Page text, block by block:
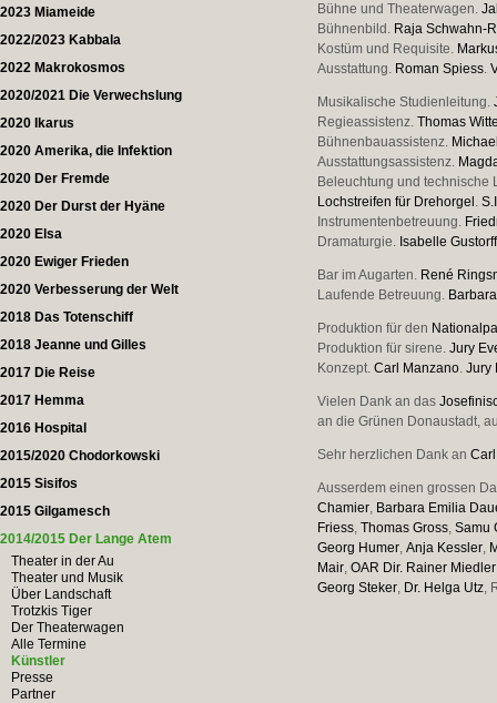
2023 Miameide
2022/2023 Kabbala
2022 Makrokosmos
2020/2021 Die Verwechslung
2020 Ikarus
2020 Amerika, die Infektion
2020 Der Fremde
2020 Der Durst der Hyäne
2020 Elsa
2020 Ewiger Frieden
2020 Verbesserung der Welt
2018 Das Totenschiff
2018 Jeanne und Gilles
2017 Die Reise
2017 Hemma
2016 Hospital
2015/2020 Chodorkowski
2015 Sisifos
2015 Gilgamesch
2014/2015 Der Lange Atem
Theater in der Au
Theater und Musik
Über Landschaft
Trotzkis Tiger
Der Theaterwagen
Alle Termine
Künstler
Presse
Partner
Bühne und Theaterwagen.
Bühnenbild. Raja Schwahn-
Kostüm und Requisite.
Ausstattung. Roman Spiess.
Musikalische Studienleitung.
Regieassistenz.Thomas
Bühnenbauassistenz.
Ausstattungsassistenz.
Beleuchtung und technische
Lochstreifen für Drehorgel .
Instrumentenbetreuung.
Dramaturgie. Isabelle Gustorff
Bar im Augarten. René
Laufende Betreuung.
Produktion für den
Produktion für sirene.Jury
Konzept.Carl Manzano.Jury
Vielen Dank an das
an die Grünen Donaustadt,
Sehr herzlichen Dank an
Ausserdem einen grossen
Chamier, Barbara Emilia
Friess,Thomas Gross,Samu
Georg Humer,Anja Kessler,
Mair,OAR Dir. Rainer Miedler
Georg Steker, Dr. Helga Utz,